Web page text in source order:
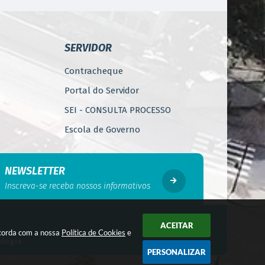
com a nossa Política de Cookies e
ACEITAR
PERSONALIZAR
SERVIDOR
Contracheque
Portal do Servidor
SEI - CONSULTA PROCESSO
Escola de Governo
Código de Ética do Servidor
Público
Perícia Médica
Gerência de Segurança do
Trabalho
NEWSLETTER
Inscreva-se receba nossos informativos